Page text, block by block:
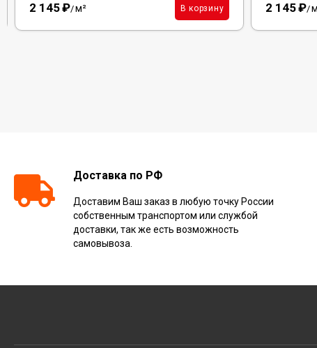
2 145₽/м² В корзину 2 145₽/
Доставка по РФ
Доставим Ваш заказ в любую точку России
собственным транспортом или службой
доставки, так же есть возможность
самовывоза.